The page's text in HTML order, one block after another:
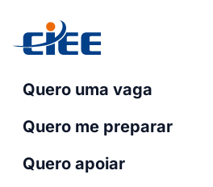
Quero uma vaga
Quero me preparar
Quero apoiar